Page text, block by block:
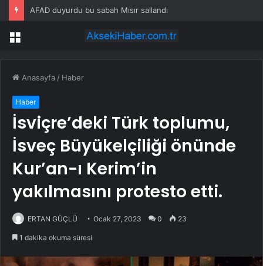
AFAD duyurdu bu sabah Mısır sallandı
Menü
Anasayfa / Haber
Haber
İsviçre’deki Türk toplumu,
İsveç Büyükelçiliği önünde
Kur’an-ı Kerim’in
yakılmasını protesto etti.
ERTAN GÜÇLÜ Ocak 27, 2023 0 23
1 dakika okuma süresi